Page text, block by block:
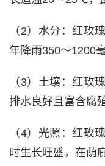
（2）水分：红玫
年降雨350～1200
（3）土壤：红玫
排水良好且富含腐
（4）光照：红玫
时生长旺盛，在荫